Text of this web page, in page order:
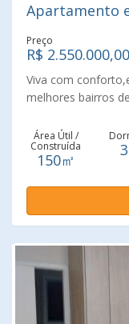
Apartamento
Preço
R$ 2.550.000,00
Viva com
melhores bairros
amplas,3 vagas
perfeita para
conforto o
condomínio é
,espaço gourmet
única para quem
comércio,serviços
Seu novo lar esta
Área Útil /
Construída
150㎡
3